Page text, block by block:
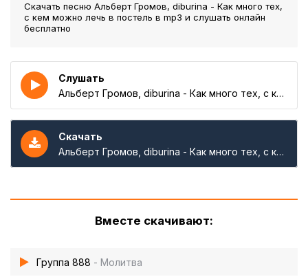
Скачать песню Альберт Громов, diburina - Как много тех,
с кем можно лечь в постель в mp3 и слушать онлайн
бесплатно
Слушать
Альберт Громов, diburina - Как много тех, с кем можно лечь в постель
Скачать
Альберт Громов, diburina - Как много тех, с кем можно лечь в постель
Вместе скачивают:
Группа 888 - Молитва